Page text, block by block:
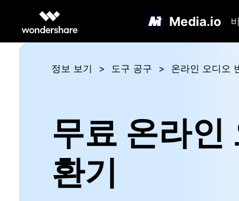
Media.io
무료 온라인
환기
정보 보기 도구 공구 온라인 오디오